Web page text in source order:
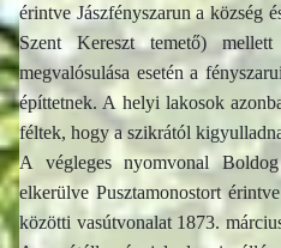
érintve Jászfényszarun a község
Szent Kereszt temető)
megvalósulása esetén a
építtetnek. A helyi lakosok
féltek, hogy a szikrától
A végleges nyomvonal Boldog
elkerülve Pusztamonostort
közötti vasútvonalat 1873.